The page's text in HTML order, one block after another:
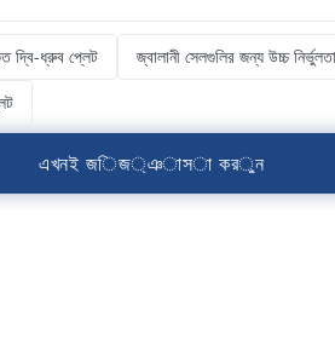
দ্বি-ধ্রুব প্লেট
জ্বালানী সেলগুলির জন্য উচ্চ
এখনই জিজ্ঞাসা করুন